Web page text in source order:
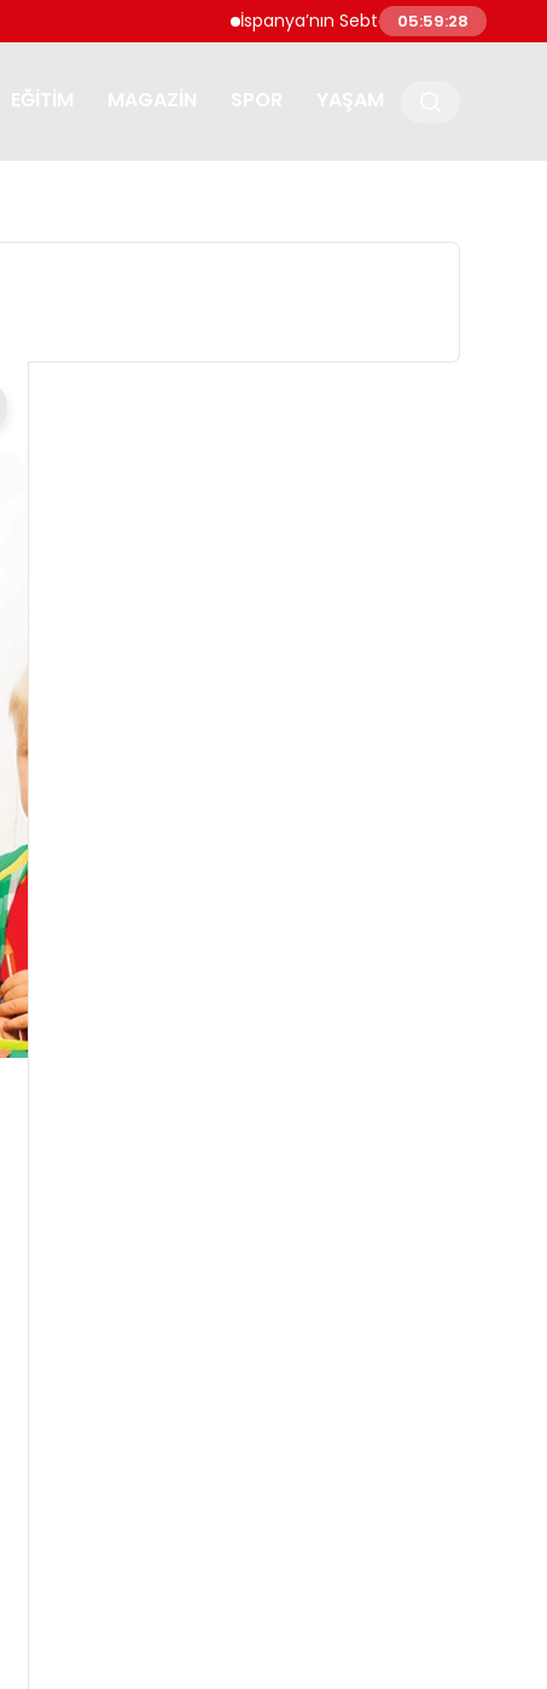
İspanya’nın Sebte kentine göçmen
05:59:29